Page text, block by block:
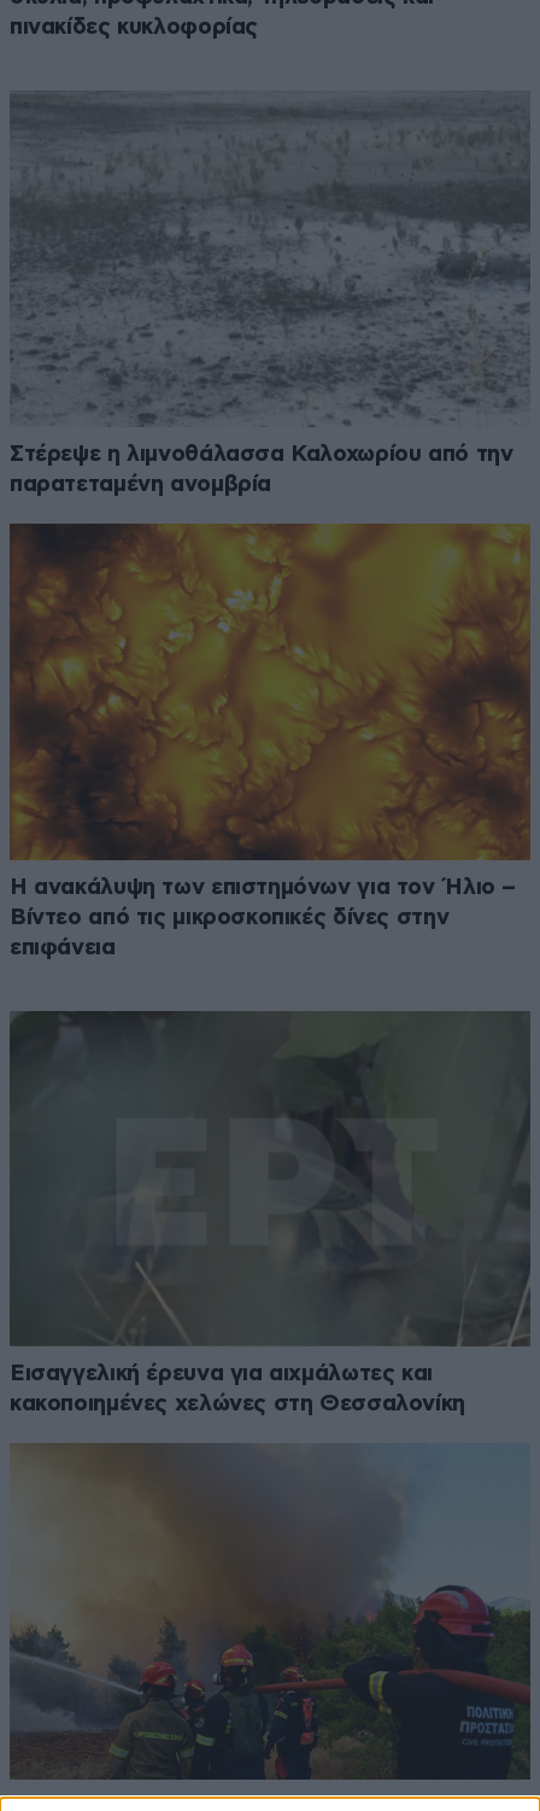
πινακίδες κυκλοφορίας
Στέρεψε η λιμνοθάλασσα Καλοχωρίου από την
παρατεταμένη ανομβρία
Η ανακάλυψη των επιστημόνων για τον Ήλιο –
Βίντεο από τις μικροσκοπικές δίνες στην
επιφάνεια
Εισαγγελική έρευνα για αιχμάλωτες και
κακοποιημένες χελώνες στη Θεσσαλονίκη